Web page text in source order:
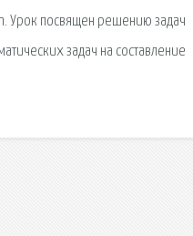
Урок посвящен решению задач
задач на составление